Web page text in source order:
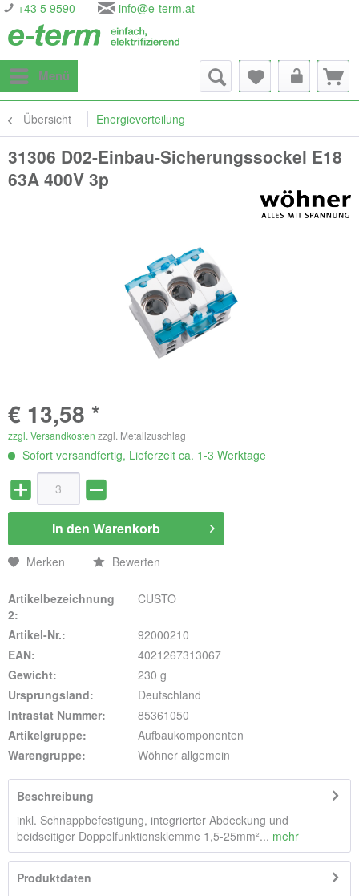
+43 5 9590 info@e-term.at
Menü
Übersicht Energieverteilung
31306 D02-Einbau-Sicherungssockel E18
63A 400V 3p
€ 13,58 *
zzgl. Versandkosten zzgl. Metallzuschlag
Sofort versandfertig, Lieferzeit ca. 1-3 Werktage
In den Warenkorb
Merken Bewerten
Artikelbezeichnung
2:
CUSTO
Artikel-Nr.:
92000210
EAN:
4021267313067
Gewicht:
230 g
Ursprungsland:
Deutschland
Intrastat Nummer:
85361050
Artikelgruppe:
Aufbaukomponenten
Warengruppe:
Wöhner allgemein
Beschreibung
inkl. Schnappbefestigung, integrierter Abdeckung und
beidseitiger Doppelfunktionsklemme 1,5-25mm²... mehr
Produktdaten